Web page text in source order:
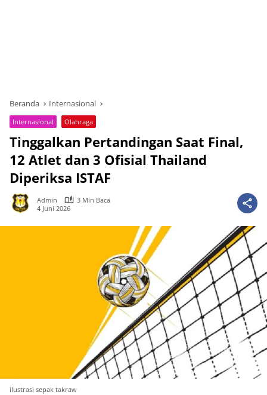
Beranda Internasional
Internasional Olahraga
Tinggalkan Pertandingan Saat Final,
12 Atlet dan 3 Ofisial Thailand
Diperiksa ISTAF
Admin
3 Min Baca
4 Juni 2026
ilustrasi sepak takraw